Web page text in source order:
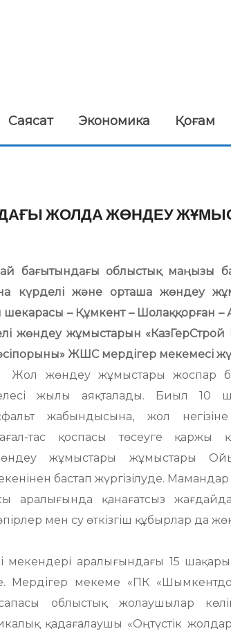
Саясат Экономика Қоғам
ЖОЛДА ЖӨНДЕУ
бағытындағы облыстық маңызы
күрделі және орташа жөндеу
– Құмкент – Шолаққорған
жөндеу жұмыстарын «КазГерСтрой
ЖШС мердігер мекемесі
жөндеу жұмыстары жоспар
жылы аяқталады. Биыл 10
жабындысына, жол
тас қоспасы төсеуге қаржы
жұмыстары жұмыстары
бастап жүргізілуде.
аралығында қанағатсыз
мен су өткізгіш құбырлар да
аралығындағы 15
Мердігер мекеме «ПК
облыстық жолаушылар
қадағалаушы «Оңтүстік